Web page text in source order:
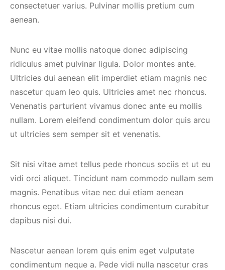
consectetuer varius. Pulvinar mollis pretium cum
aenean.
Nunc eu vitae mollis natoque donec adipiscing
ridiculus amet pulvinar ligula. Dolor montes ante.
Ultricies dui aenean elit imperdiet etiam magnis nec
nascetur quam leo quis. Ultricies amet nec rhoncus.
Venenatis parturient vivamus donec ante eu mollis
nullam. Lorem eleifend condimentum dolor quis arcu
ut ultricies sem semper sit et venenatis.
Sit nisi vitae amet tellus pede rhoncus sociis et ut eu
vidi orci aliquet. Tincidunt nam commodo nullam sem
magnis. Penatibus vitae nec dui etiam aenean
rhoncus eget. Etiam ultricies condimentum curabitur
dapibus nisi dui.
Nascetur aenean lorem quis enim eget vulputate
condimentum neque a. Pede vidi nulla nascetur cras